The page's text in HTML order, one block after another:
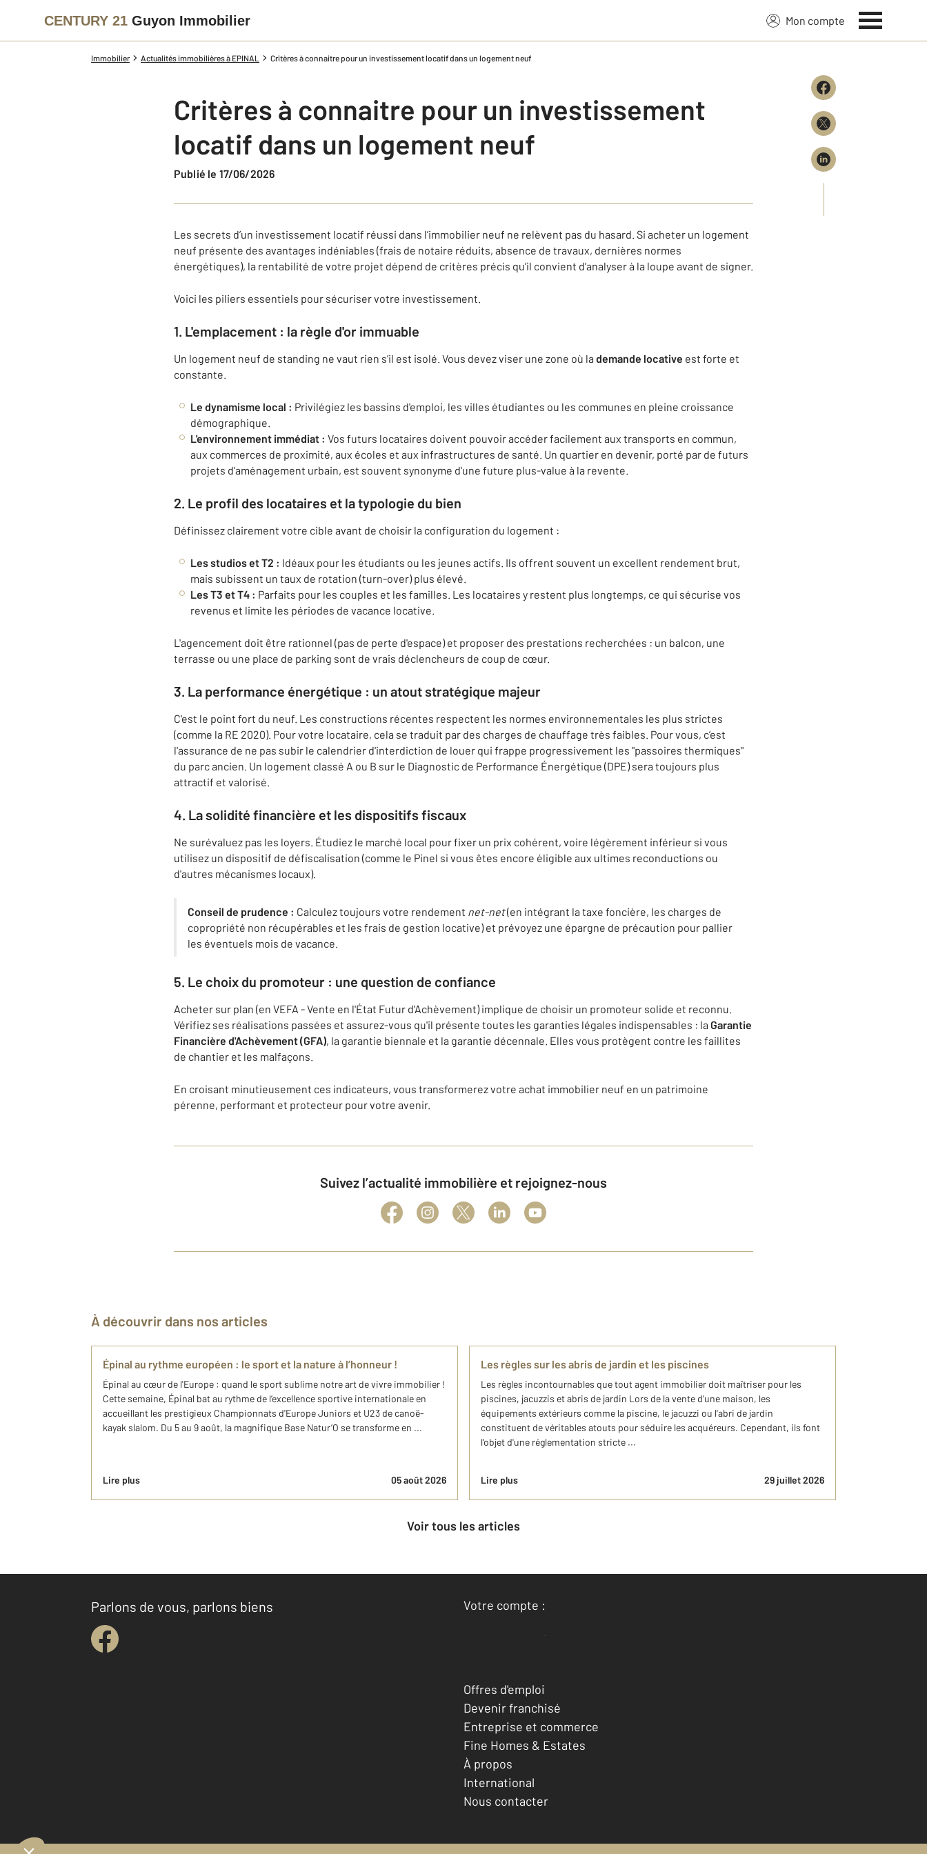
CENTURY 21 Guyon Immobilier Mon compte
Immobilier Actualités immobilières à EPINAL Critères à connaitre pour un investissement locatif dans un logement neuf
Critères à connaitre pour un investissement
locatif dans un logement neuf
Publié le 17/06/2026
Les secrets d’un investissement locatif réussi dans l’immobilier neuf ne relèvent pas du hasard. Si acheter un logement
neuf présente des avantages indéniables (frais de notaire réduits, absence de travaux, dernières normes
énergétiques), la rentabilité de votre projet dépend de critères précis qu’il convient d’analyser à la loupe avant de signer.
Voici les piliers essentiels pour sécuriser votre investissement.
1. L'emplacement : la règle d'or immuable
Un logement neuf de standing ne vaut rien s’il est isolé. Vous devez viser une zone où la demande locative est forte et
constante.
Le dynamisme local : Privilégiez les bassins d'emploi, les villes étudiantes ou les communes en pleine croissance
démographique.
L'environnement immédiat : Vos futurs locataires doivent pouvoir accéder facilement aux transports en commun,
aux commerces de proximité, aux écoles et aux infrastructures de santé. Un quartier en devenir, porté par de futurs
projets d'aménagement urbain, est souvent synonyme d'une future plus-value à la revente.
2. Le profil des locataires et la typologie du bien
Définissez clairement votre cible avant de choisir la configuration du logement :
Les studios et T2 : Idéaux pour les étudiants ou les jeunes actifs. Ils offrent souvent un excellent rendement brut,
mais subissent un taux de rotation (turn-over) plus élevé.
Les T3 et T4 : Parfaits pour les couples et les familles. Les locataires y restent plus longtemps, ce qui sécurise vos
revenus et limite les périodes de vacance locative.
L'agencement doit être rationnel (pas de perte d'espace) et proposer des prestations recherchées : un balcon, une
terrasse ou une place de parking sont de vrais déclencheurs de coup de cœur.
3. La performance énergétique : un atout stratégique majeur
C'est le point fort du neuf. Les constructions récentes respectent les normes environnementales les plus strictes
(comme la RE 2020). Pour votre locataire, cela se traduit par des charges de chauffage très faibles. Pour vous, c’est
l'assurance de ne pas subir le calendrier d'interdiction de louer qui frappe progressivement les "passoires thermiques"
du parc ancien. Un logement classé A ou B sur le Diagnostic de Performance Énergétique (DPE) sera toujours plus
attractif et valorisé.
4. La solidité financière et les dispositifs fiscaux
Ne surévaluez pas les loyers. Étudiez le marché local pour fixer un prix cohérent, voire légèrement inférieur si vous
utilisez un dispositif de défiscalisation (comme le Pinel si vous êtes encore éligible aux ultimes reconductions ou
d'autres mécanismes locaux).
Conseil de prudence : Calculez toujours votre rendement net-net(en intégrant la taxe foncière, les charges de
copropriété non récupérables et les frais de gestion locative) et prévoyez une épargne de précaution pour pallier
les éventuels mois de vacance.
5. Le choix du promoteur : une question de confiance
Acheter sur plan (en VEFA - Vente en l'État Futur d'Achèvement) implique de choisir un promoteur solide et reconnu.
Vérifiez ses réalisations passées et assurez-vous qu'il présente toutes les garanties légales indispensables : la Garantie
Financière d'Achèvement (GFA), la garantie biennale et la garantie décennale. Elles vous protègent contre les faillites
de chantier et les malfaçons.
En croisant minutieusement ces indicateurs, vous transformerez votre achat immobilier neuf en un patrimoine
pérenne, performant et protecteur pour votre avenir.
Suivez l’actualité immobilière et rejoignez-nous
À découvrir dans nos articles
Épinal au rythme européen : le sport et la nature à l’honneur !
Épinal au cœur de l'Europe : quand le sport sublime notre art de vivre immobilier !
Cette semaine, Épinal bat au rythme de l’excellence sportive internationale en
accueillant les prestigieux Championnats d'Europe Juniors et U23 de canoë-
kayak slalom. Du 5 au 9 août, la magnifique Base Natur’O se transforme en ...
Lire plus 05 août 2026
Les règles sur les abris de jardin et les piscines
Les règles incontournables que tout agent immobilier doit maîtriser pour les
piscines, jacuzzis et abris de jardin Lors de la vente d'une maison, les
équipements extérieurs comme la piscine, le jacuzzi ou l'abri de jardin
constituent de véritables atouts pour séduire les acquéreurs. Cependant, ils font
l'objet d'une réglementation stricte ...
Lire plus 29 juillet 2026
Voir tous les articles
Parlons de vous, parlons biens
Votre compte :
Accéder à mon compte
Offres d'emploi
Devenir franchisé
Entreprise et commerce
Fine Homes & Estates
À propos
International
Nous contacter